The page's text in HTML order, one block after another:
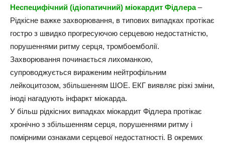
Неспецифічний (ідіопатичний) міокардит Фідлера –
Рідкісне важке захворювання, в типових випадках протікає
гостро з швидко прогресуючою серцевою недостатністю,
порушеннями ритму серця, тромбоемболії.
Захворювання починається лихоманкою,
супроводжується вираженим нейтрофільним
лейкоцитозом, збільшенням ШОЕ. ЕКГ виявляє різкі зміни,
іноді нагадують інфаркт міокарда.
У більш рідкісних випадках міокардит Фідлера протікає
хронічно з збільшенням серця, порушеннями ритму і
помірними ознаками серцевої недостатності. В окремих